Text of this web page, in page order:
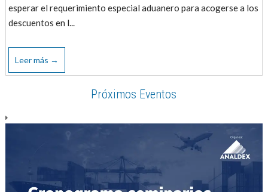
esperar el requerimiento especial aduanero para acogerse a los
descuentos en l...
Leer más →
Próximos Eventos